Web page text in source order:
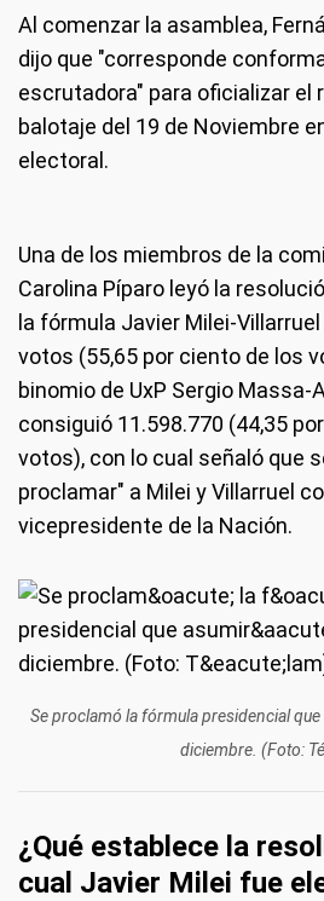
Al comenzar la asamblea,
dijo que "corresponde
escrutadora" para oficializar el
balotaje del 19 de Noviembre
electoral.
Una de los miembros de la
Carolina Píparo leyó la
la fórmula Javier Milei-
votos (55,65 por ciento de los
binomio de UxP Sergio Massa-
consiguió 11.598.770 (44,35
votos), con lo cual señaló que
proclamar" a Milei y Villarruel
vicepresidente de la Nación.
Se proclamó la fórmula presidencial
diciembre. (Foto:
¿Qué establece la
cual Javier Milei fue